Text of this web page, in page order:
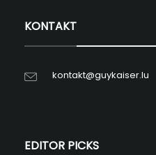
KONTAKT
kontakt@guykaiser.lu
EDITOR PICKS